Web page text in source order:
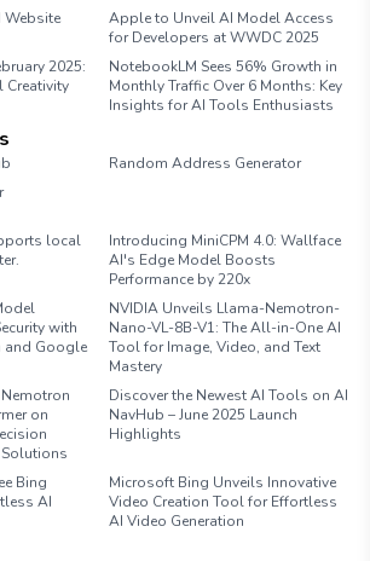
Website
Apple to Unveil AI Model Access
for Developers at WWDC 2025
2025:
Creativity
NotebookLM Sees 56% Growth in
Monthly Traffic Over 6 Months: Key
Insights for AI Tools Enthusiasts
Random Address Generator
local
Introducing MiniCPM 4.0: Wallface
AI's Edge Model Boosts
Performance by 220x
with
and Google
NVIDIA Unveils Llama-Nemotron-
Nano-VL-8B-V1: The All-in-One AI
Tool for Image, Video, and Text
Mastery
on
Discover the Newest AI Tools on AI
NavHub – June 2025 Launch
Highlights
Bing
AI
Microsoft Bing Unveils Innovative
Video Creation Tool for Effortless
AI Video Generation